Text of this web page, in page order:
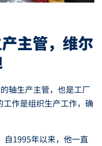
主管，维尔
轴生产主管，也是工厂
作是组织生产工作，确
自1995年以来，他一直